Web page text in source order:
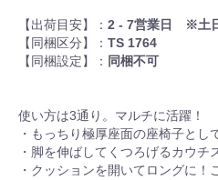
【出荷目安】： 2 - 7営業日 ※土
【同梱区分】： TS 1764
【同梱設定】： 同梱不可
使い方は3通り。マルチに活躍！
・もっちり極厚座面の座椅子とし
・脚を伸ばしてくつろげるカウチ
・クッションを開いてロングに